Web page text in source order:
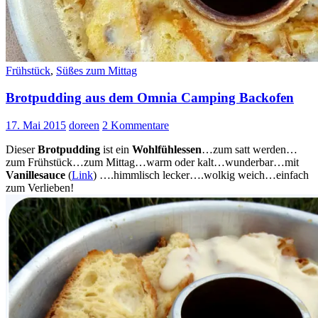
Frühstück, Süßes zum Mittag
Brotpudding aus dem Omnia Camping Backofen
17. Mai 2015 doreen 2 Kommentare
DieserBrotpudding ist ein Wohlfühlessen…zum satt werden…
zum Frühstück…zum Mittag…warm oder kalt…wunderbar…mit
Vanillesauce (Link) ….himmlisch lecker….wolkig weich…einfach
zum Verlieben!